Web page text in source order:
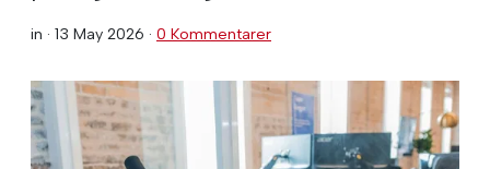
in · 13 May 2026 · 0 Kommentarer